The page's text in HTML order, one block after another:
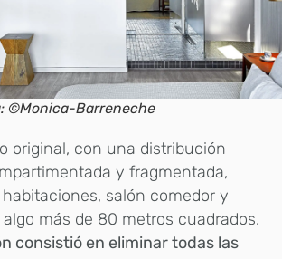
©Monica-Barreneche
original, con una distribución
y fragmentada,
salón comedor y
más de 80 metros cuadrados.
consistió en eliminar todas las